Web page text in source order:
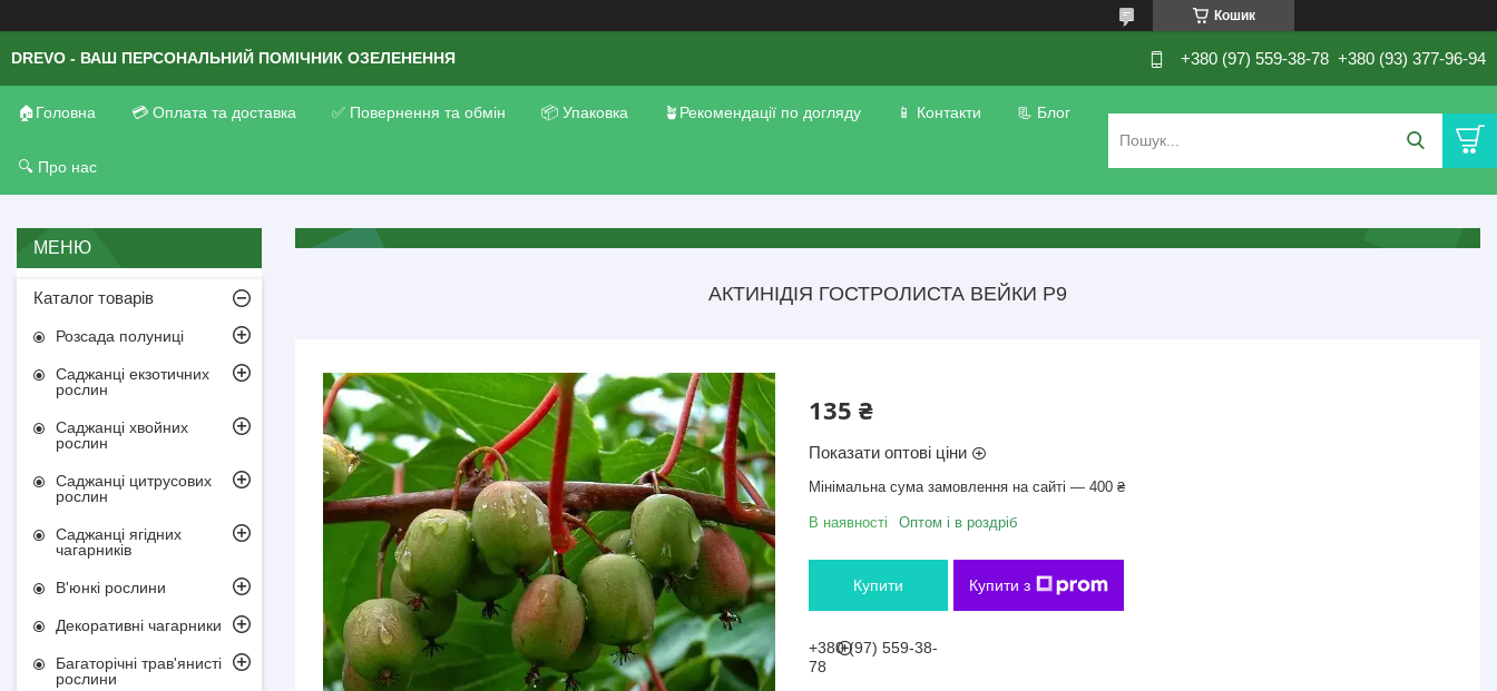
Кошик
DREVO - ВАШ ПЕРСОНАЛЬНИЙ ПОМІЧНИК ОЗЕЛЕНЕННЯ +380 (97) 559-38-78 +380 (93) 377-96-94
🏠Головна 💳 Оплата та доставка ✅ Повернення та обмін 📦 Упаковка 🪴Рекомендації по догляду 📱 Контакти 📃 Блог
🔍 Про нас
АКТИНІДІЯ ГОСТРОЛИСТА ВЕЙКИ Р9
135 ₴
Показати оптові ціни
Мінімальна сума замовлення на сайті — 400 ₴
В наявності Оптом і в роздріб
Купити Купити з
+380 (97) 559-38-
78
Каталог товарів
Розсада полуниці
Саджанці екзотичних
рослин
Саджанці хвойних
рослин
Саджанці цитрусових
рослин
Саджанці ягідних
чагарників
В'юнкі рослини
Декоративні чагарники
Багаторічні трав'янисті
рослини